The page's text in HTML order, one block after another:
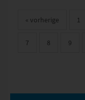
« vorherige 1
7 8 9